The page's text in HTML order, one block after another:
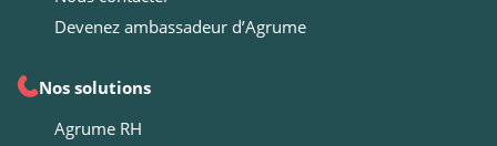
Devenez ambassadeur d’Agrume
Nos solutions
Agrume RH